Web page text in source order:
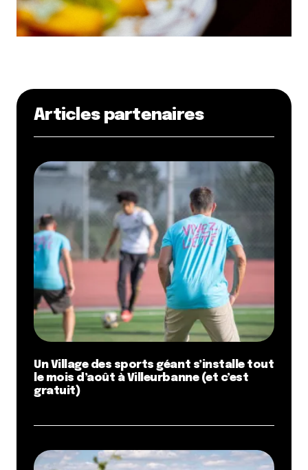
Articles partenaires
Un Village des sports géant s’installe tout
le mois d’août à Villeurbanne (et c’est
gratuit)